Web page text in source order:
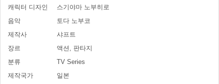
캐릭터 디자인
스기야마 노부히로
음악
토다 노부코
제작사
샤프트
장르
액션, 판타지
분류
TV Series
제작국가
일본